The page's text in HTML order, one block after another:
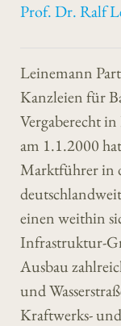
Prof. Dr. Ralf
Leinemann
Kanzleien für
Vergaberecht
am 1.1.2000
Marktführer in
einen weithin
Infrastruktur-
Ausbau
und
Kraftwerks-